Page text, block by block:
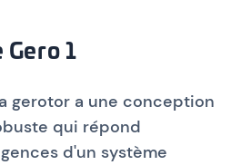
1
gerotor a une conception
qui répond
d'un système